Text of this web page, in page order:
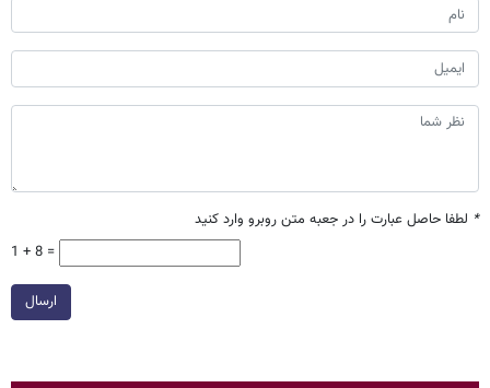
* لطفا حاصل عبارت را در جعبه متن روبرو وارد کنید
1 + 8 =
ارسال